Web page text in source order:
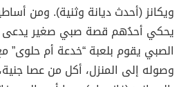
ويكانز (أحدث ديانة وثنية). ومن
يحكي أحدُهم قصة صبي صغير يدعى
الصبي يقوم بلعبة “خدعة أم حلوى”
وصوله إلى المنزل، أكل من عصا